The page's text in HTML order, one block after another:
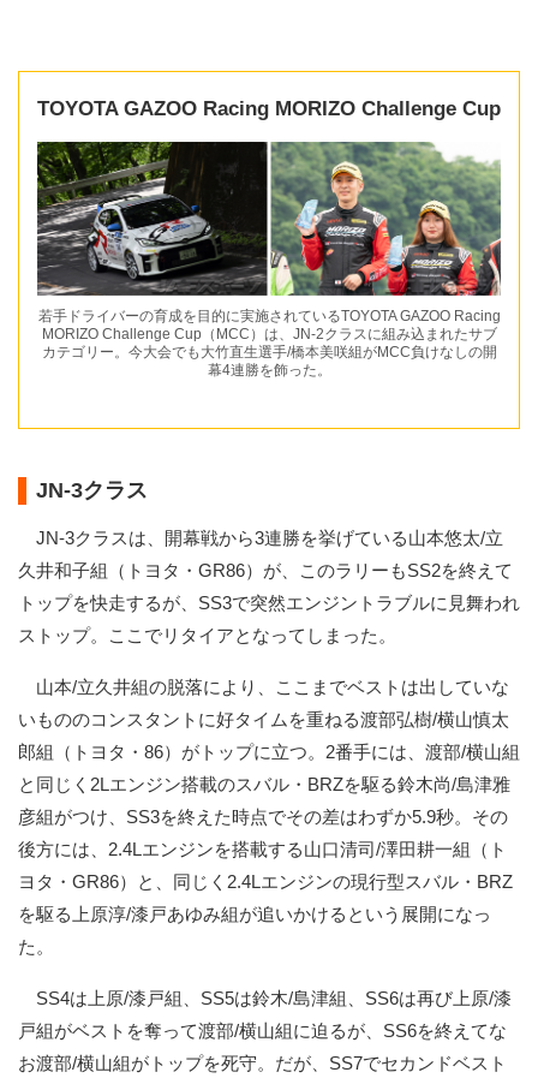
TOYOTA GAZOO Racing MORIZO Challenge Cup
若手ドライバーの育成を目的に実施されているTOYOTA GAZOO Racing
MORIZO Challenge Cup（MCC）は、JN-2クラスに組み込まれたサブ
カテゴリー。今大会でも大竹直生選手/橋本美咲組がMCC負けなしの開
幕4連勝を飾った。
JN-3クラス
JN-3クラスは、開幕戦から3連勝を挙げている山本悠太/立
久井和子組（トヨタ・GR86）が、このラリーもSS2を終えて
トップを快走するが、SS3で突然エンジントラブルに見舞われ
ストップ。ここでリタイアとなってしまった。
山本/立久井組の脱落により、ここまでベストは出していな
いもののコンスタントに好タイムを重ねる渡部弘樹/横山慎太
郎組（トヨタ・86）がトップに立つ。2番手には、渡部/横山組
と同じく2Lエンジン搭載のスバル・BRZを駆る鈴木尚/島津雅
彦組がつけ、SS3を終えた時点でその差はわずか5.9秒。その
後方には、2.4Lエンジンを搭載する山口清司/澤田耕一組（ト
ヨタ・GR86）と、同じく2.4Lエンジンの現行型スバル・BRZ
を駆る上原淳/漆戸あゆみ組が追いかけるという展開になっ
た。
SS4は上原/漆戸組、SS5は鈴木/島津組、SS6は再び上原/漆
戸組がベストを奪って渡部/横山組に迫るが、SS6を終えてな
お渡部/横山組がトップを死守。だが、SS7でセカンドベスト